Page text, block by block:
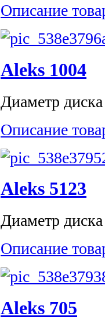
Описание
Aleks 1004
Диаметр
Описание
Aleks 5123
Диаметр
Описание
Aleks 705